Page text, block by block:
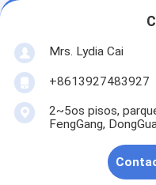
Mrs. Lydia Cai
+8613927483927
2~5os pisos,
FengGang,